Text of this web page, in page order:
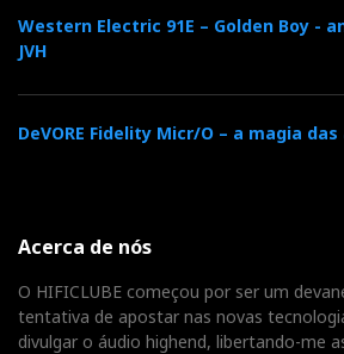
Western Electric 91E – Golden Boy -
JVH
DeVORE Fidelity Micr/O – a magia
Acerca de nós
O HIFICLUBE começou por ser um
tentativa de apostar nas novas
divulgar o áudio highend, libertando-me